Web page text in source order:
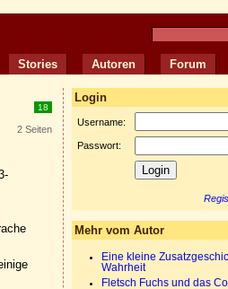
Stories Autoren Forum
18
2 Seiten
Login
Username:
Passwort:
Mehr vom Autor
Eine kleine
Wahrheit
Fletsch Fuchs und das